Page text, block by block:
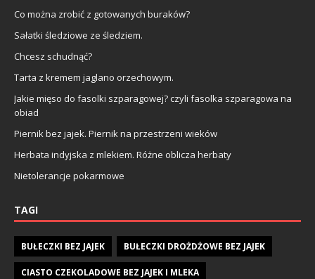
Co można zrobić z gotowanych buraków?
Sałatki śledziowe ze śledziem.
Chcesz schudnąć?
Tarta z kremem jaglano orzechowym.
Jakie mięso do fasolki szparagowej? czyli fasolka szparagowa na
obiad
Piernik bez jajek. Piernik na przestrzeni wieków
Herbata indyjska z mlekiem. Różne oblicza herbaty
Nietolerancje pokarmowe
TAGI
BUŁECZKI BEZ JAJEK BUŁECZKI DROŻDŻOWE BEZ JAJEK
CIASTO CZEKOLADOWE BEZ JAJEK I MLEKA